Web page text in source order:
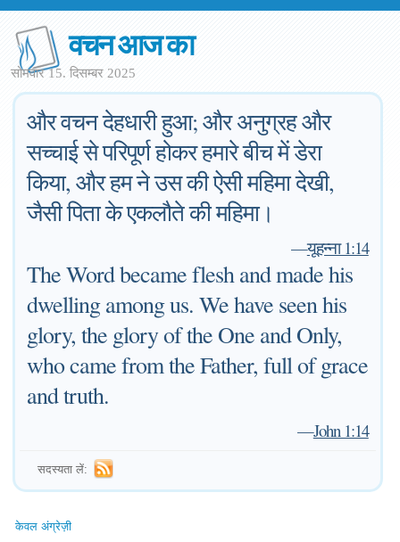
वचन आज का
सोमवार 15. दिसम्बर 2025
और वचन देहधारी हुआ; और अनुग्रह और
सच्चाई से परिपूर्ण होकर हमारे बीच में डेरा
किया, और हम ने उस की ऐसी महिमा देखी,
जैसी पिता के एकलौते की महिमा।
—यूहन्ना 1:14
The Word became flesh and made his
dwelling among us. We have seen his
glory, the glory of the One and Only,
who came from the Father, full of grace
and truth.
—John 1:14
सदस्यता लें:
केवल अंग्रेज़ी